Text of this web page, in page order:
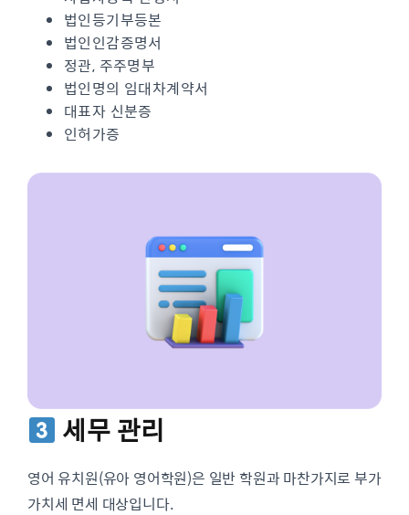
법인등기부등본
법인인감증명서
정관, 주주명부
법인명의 임대차계약서
대표자 신분증
인허가증
세무 관리
영어 유치원(유아 영어학원)은 일반 학원과 마찬가지로 부가
가치세 면세 대상입니다.